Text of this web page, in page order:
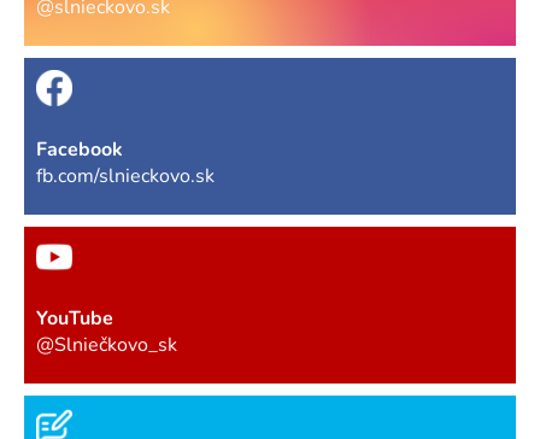
@slnieckovo.sk
Facebook
fb.com/slnieckovo.sk
YouTube
@Slniečkovo_sk